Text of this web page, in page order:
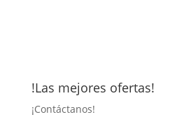
!Las mejores ofertas!
¡Contáctanos!